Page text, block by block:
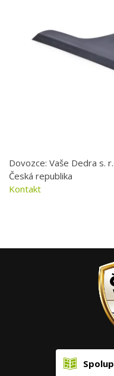
Dovozce: Vaše Dedra s.
Česká republika
Kontakt